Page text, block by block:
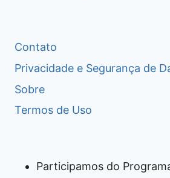
Contato
Privacidade e Segurança de
Sobre
Termos de Uso
Participamos do